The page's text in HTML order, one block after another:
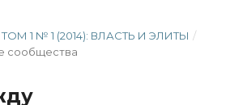
ТОМ 1 № 1 (2014): ВЛАСТЬ И ЭЛИТЫ /
сообщества